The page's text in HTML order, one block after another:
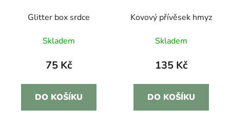
Glitter box srdce
Skladem
75 Kč
DO KOŠÍKU
Kovový přívěsek hmyz
Skladem
135 Kč
DO KOŠÍKU